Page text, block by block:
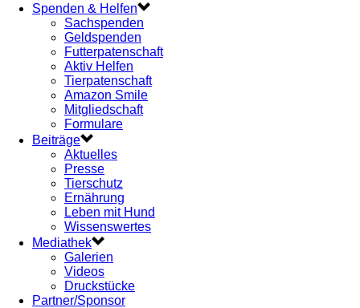
Spenden & Helfen
Sachspenden
Geldspenden
Futterpatenschaft
Aktiv Helfen
Tierpatenschaft
Amazon Smile
Mitgliedschaft
Formulare
Beiträge
Aktuelles
Presse
Tierschutz
Ernährung
Leben mit Hund
Wissenswertes
Mediathek
Galerien
Videos
Druckstücke
Partner/Sponsor